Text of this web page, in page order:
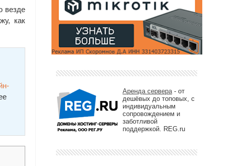
везде
как
Аренда сервера- от
дешёвых до топовых, с
индивидуальным
сопровождением и
заботливой
поддержкой. REG.ru